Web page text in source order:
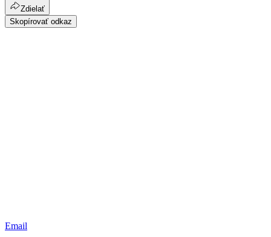
Zdielať
Skopírovať odkaz
Email